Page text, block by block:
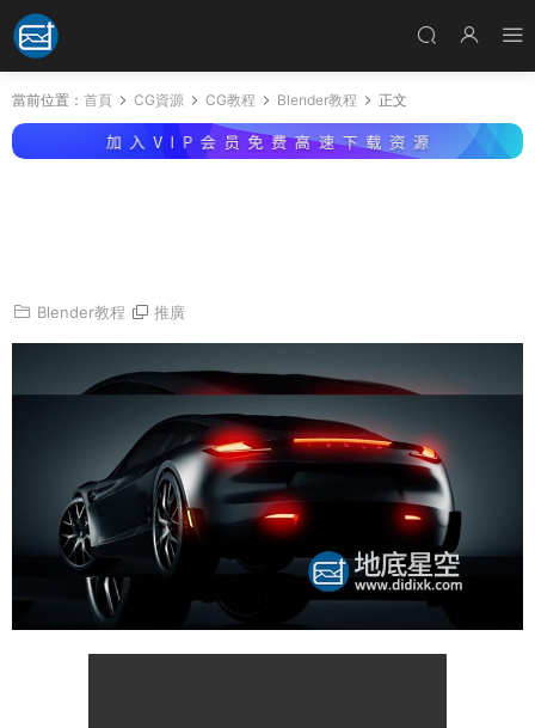
當前位置： 首頁 CG資源 CG教程 Blender教程 正文
Blender教程 推廣